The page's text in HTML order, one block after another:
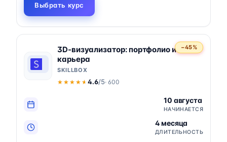
Выбрать курс
−45%
3D-визуализатор: портфолио и
карьера
SKILLBOX
★★★★★
★★★★★ 4.6/5· 600
10 августа
НАЧИНАЕТСЯ
4 месяца
ДЛИТЕЛЬНОСТЬ